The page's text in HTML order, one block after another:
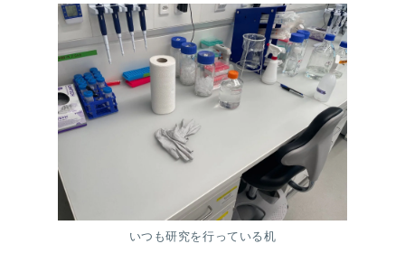
いつも研究を行っている机